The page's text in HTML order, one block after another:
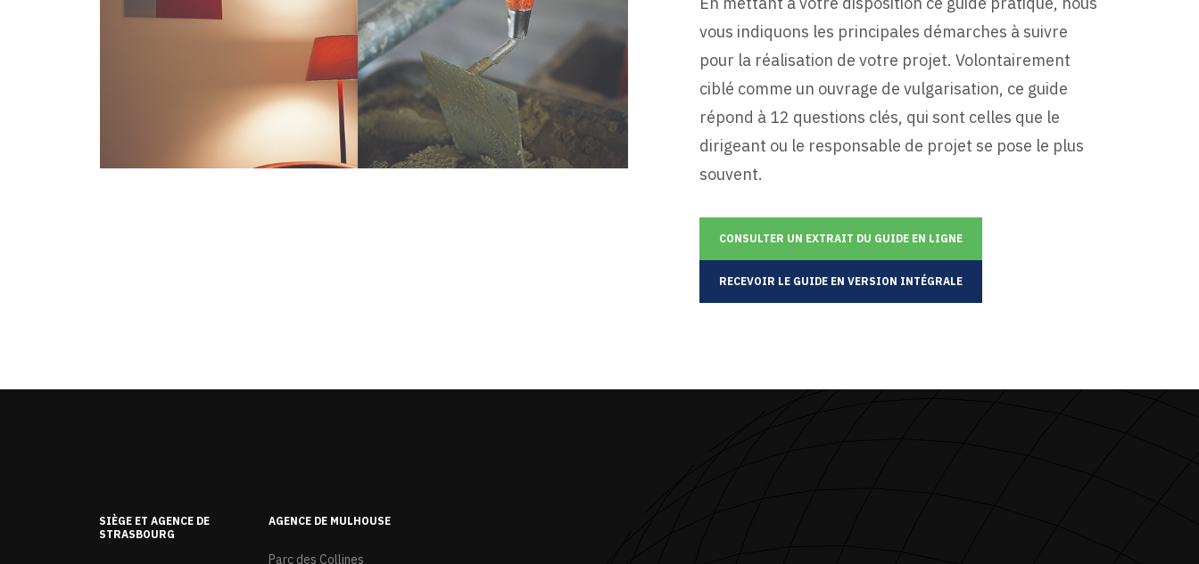
vous indiquons les principales démarches à suivre
pour la réalisation de votre projet. Volontairement
ciblé comme un ouvrage de vulgarisation, ce guide
répond à 12 questions clés, qui sont celles que le
dirigeant ou le responsable de projet se pose le plus
souvent.
CONSULTER UN EXTRAIT DU GUIDE EN LIGNE
RECEVOIR LE GUIDE EN VERSION INTÉGRALE
SIÈGE ET AGENCE DE
STRASBOURG
AGENCE DE MULHOUSE
Parc des Collines